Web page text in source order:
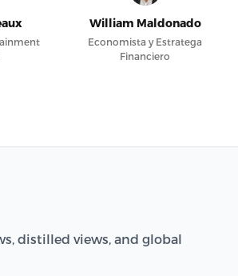
William Maldonado
Economista y Estratega
Financiero
distilled views, and global